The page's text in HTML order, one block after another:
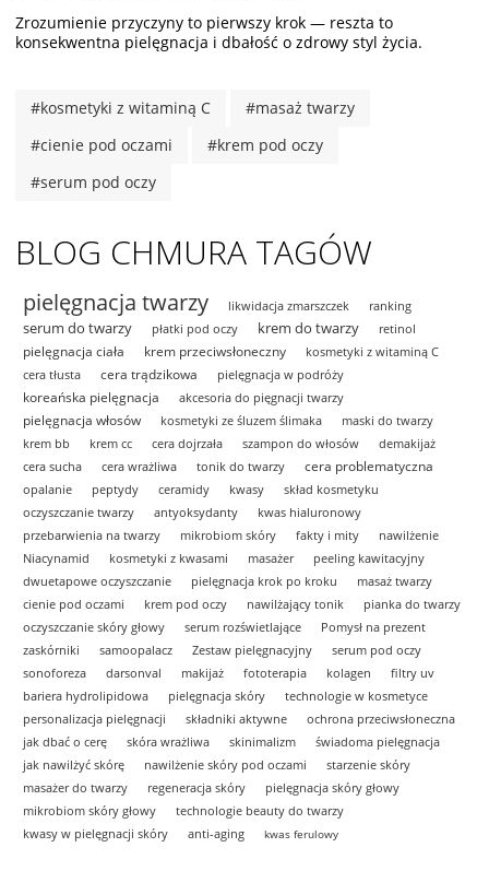
Zrozumienie przyczyny to pierwszy krok — reszta to
konsekwentna pielęgnacja i dbałość o zdrowy styl życia.
#kosmetyki z witaminą C
#masaż twarzy
#cienie pod oczami
#krem pod oczy
#serum pod oczy
BLOG CHMURA TAGÓW
pielęgnacja twarzy likwidacja zmarszczek ranking
serum do twarzy płatki pod oczy krem do twarzy retinol
pielęgnacja ciała krem przeciwsłoneczny
kosmetyki z witaminą C
cera tłusta
cera trądzikowa pielęgnacja w podróży
koreańska pielęgnacja akcesoria do pięgnacji twarzy
pielęgnacja włosów kosmetyki ze śluzem ślimaka
maski do twarzy
krem bb
krem cc cera dojrzała szampon do włosów
demakijaż
cera sucha
cera wrażliwa tonik do twarzy cera problematyczna
opalanie peptydy ceramidy kwasy
skład kosmetyku
oczyszczanie twarzy
antyoksydanty
kwas hialuronowy
przebarwienia na twarzy
mikrobiom skóry fakty i mity
nawilżenie
Niacynamid
kosmetyki z kwasami masażer
peeling kawitacyjny
dwuetapowe oczyszczanie
pielęgnacja krok po kroku
masaż twarzy
cienie pod oczami
krem pod oczy nawilżający tonik
pianka do twarzy
oczyszczanie skóry głowy
serum rozświetlające
Pomysł na prezent
zaskórniki
samoopalacz Zestaw pielęgnacyjny
serum pod oczy
sonoforeza
darsonval makijaż fototerapia kolagen
filtry uv
bariera hydrolipidowa
pielęgnacja skóry
technologie w kosmetyce
personalizacja pielęgnacji
składniki aktywne
ochrona przeciwsłoneczna
jak dbać o cerę
skóra wrażliwa skinimalizm
świadoma pielęgnacja
jak nawilżyć skórę
nawilżenie skóry pod oczami
starzenie skóry
masażer do twarzy
regeneracja skóry
pielęgnacja skóry głowy
mikrobiom skóry głowy
technologie beauty do twarzy
kwasy w pielęgnacji skóry
anti-aging kwas ferulowy